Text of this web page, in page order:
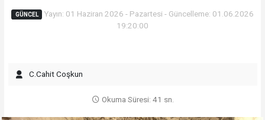
GÜNCEL
Yayın: 01 Haziran 2026 - Pazartesi - Güncelleme: 01.06.2026
19:20:00
C.Cahit Coşkun
Okuma Süresi: 41 sn.